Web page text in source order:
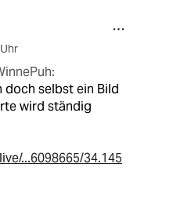
doch selbst ein Bild
wird ständig
...6098665/34.145